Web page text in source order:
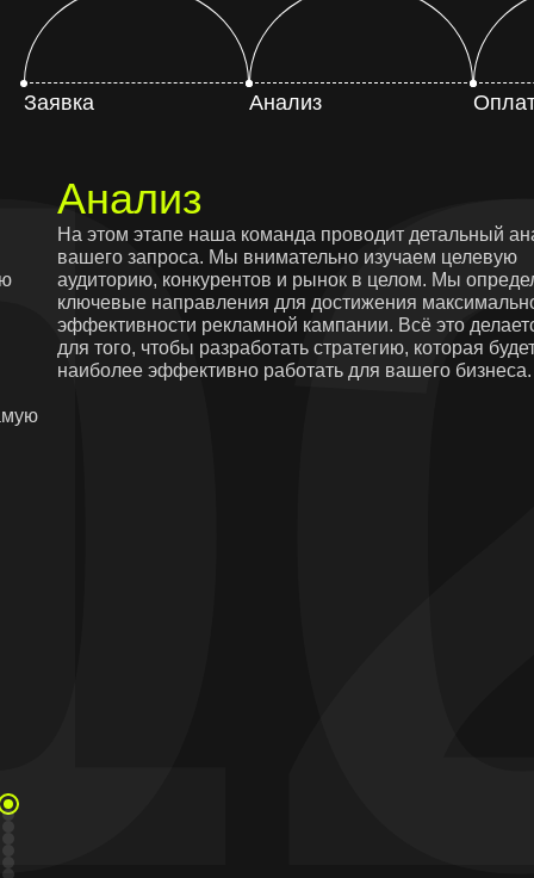
Заявка Анализ
Анализ
На этом этапе наша команда проводит детальный
вашего запроса. Мы внимательно изучаем целевую
аудиторию, конкурентов и рынок в целом. Мы
ключевые направления для достижения
эффективности рекламной кампании. Всё это
для того, чтобы разработать стратегию, которая
наиболее эффективно работать для вашего бизнеса.